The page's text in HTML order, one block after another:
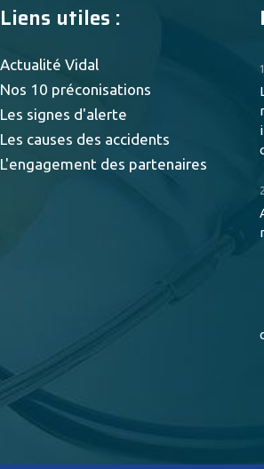
Liens utiles :
Actualité Vidal
Nos 10 préconisations
Les signes d'alerte
Les causes des accidents
L'engagement des partenaires